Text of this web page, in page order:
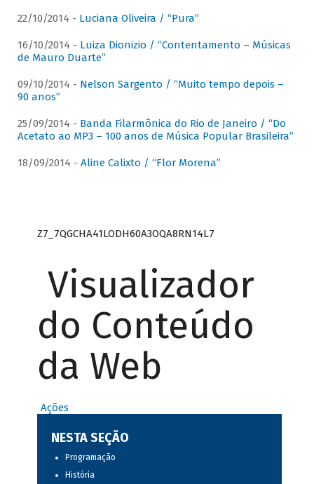
22/10/2014 - Luciana Oliveira / “Pura”
16/10/2014 - Luiza Dionizio / “Contentamento – Músicas
de Mauro Duarte”
09/10/2014 - Nelson Sargento / “Muito tempo depois –
90 anos”
25/09/2014 - Banda Filarmônica do Rio de Janeiro / “Do
Acetato ao MP3 – 100 anos de Música Popular Brasileira”
18/09/2014 - Aline Calixto / “Flor Morena”
Z7_7QGCHA41LODH60A3OQA8RN14L7
Visualizador
do Conteúdo
da Web
Ações
NESTA SEÇÃO
Programação
História